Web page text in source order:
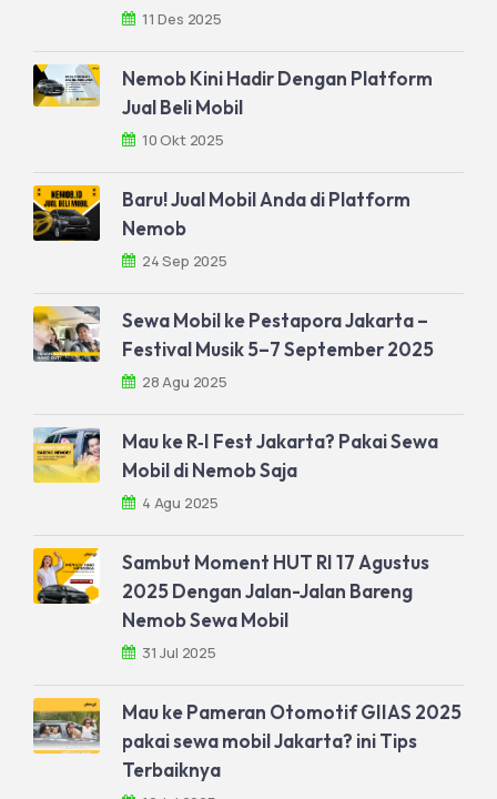
11 Des 2025
Nemob Kini Hadir Dengan Platform
Jual Beli Mobil
10 Okt 2025
Baru! Jual Mobil Anda di Platform
Nemob
24 Sep 2025
Sewa Mobil ke Pestapora Jakarta –
Festival Musik 5–7 September 2025
28 Agu 2025
Mau ke R‑I Fest Jakarta? Pakai Sewa
Mobil di Nemob Saja
4 Agu 2025
Sambut Moment HUT RI 17 Agustus
2025 Dengan Jalan-Jalan Bareng
Nemob Sewa Mobil
31 Jul 2025
Mau ke Pameran Otomotif GIIAS 2025
pakai sewa mobil Jakarta? ini Tips
Terbaiknya